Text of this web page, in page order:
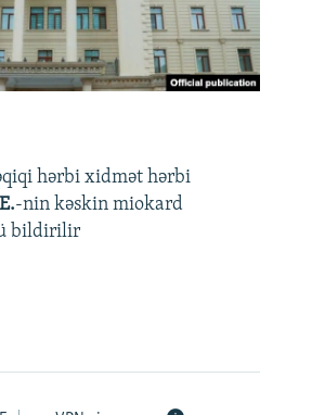
hərbi xidmət hərbi
-nin kəskin miokard
bildirilir